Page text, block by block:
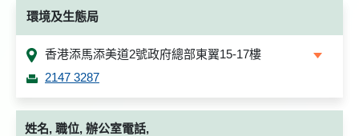
環境及生態局
香港添馬添美道2號政府總部東翼15-17樓
2147 3287
姓名, 職位, 辦公室電話,